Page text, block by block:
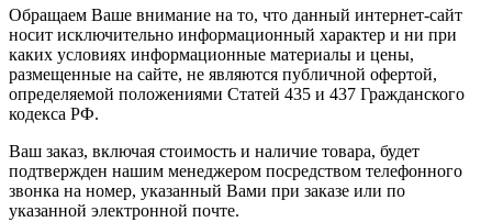
Обращаем Ваше внимание на то, что данный интернет-сайт
носит исключительно информационный характер и ни при
каких условиях информационные материалы и цены,
размещенные на сайте, не являются публичной офертой,
определяемой положениями Статей 435 и 437 Гражданского
кодекса РФ.
Ваш заказ, включая стоимость и наличие товара, будет
подтвержден нашим менеджером посредством телефонного
звонка на номер, указанный Вами при заказе или по
указанной электронной почте.